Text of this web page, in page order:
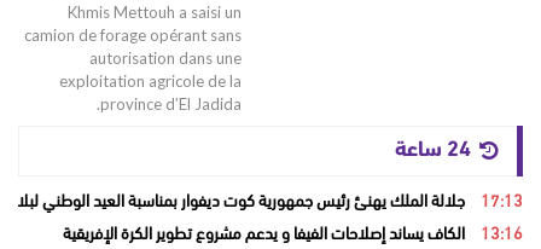
Khmis Mettouh a saisi un
camion de forage opérant sans
autorisation dans une
exploitation agricole de la
province d’El Jadida.
17:13 جلالة الملك يهنئ رئيس جمهورية كوت ديفوار بمناسبة العيد الوطني لبلاده
13:16 الكاف يساند إصلاحات الفيفا و يدعم مشروع تطوير الكرة الإفريقية